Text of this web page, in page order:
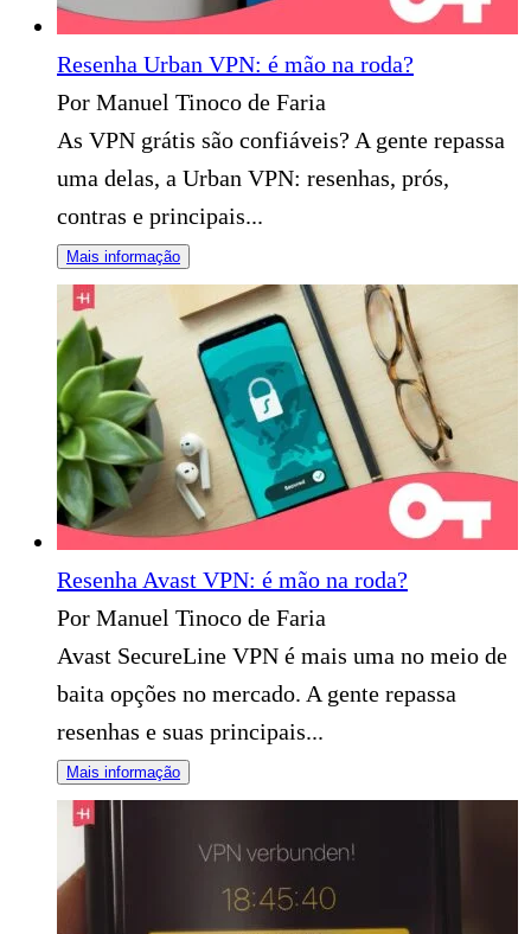
Resenha Urban VPN: é mão na roda?
Por Manuel Tinoco de Faria
As VPN grátis são confiáveis? A gente repassa
uma delas, a Urban VPN: resenhas, prós,
contras e principais...
Mais informação
Resenha Avast VPN: é mão na roda?
Por Manuel Tinoco de Faria
Avast SecureLine VPN é mais uma no meio de
baita opções no mercado. A gente repassa
resenhas e suas principais...
Mais informação